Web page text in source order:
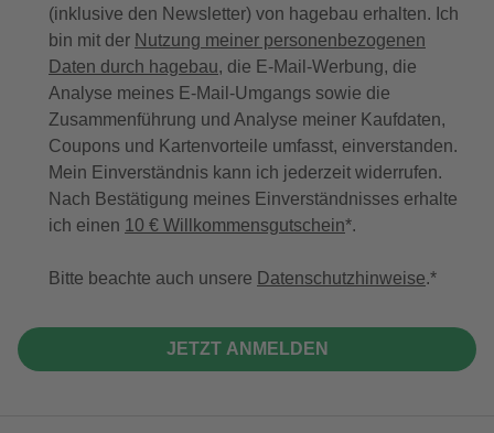
(inklusive den Newsletter) von hagebau erhalten. Ich
bin mit der Nutzung meiner personenbezogenen
Daten durch hagebau, die E-Mail-Werbung, die
Analyse meines E-Mail-Umgangs sowie die
Zusammenführung und Analyse meiner Kaufdaten,
Coupons und Kartenvorteile umfasst, einverstanden.
Mein Einverständnis kann ich jederzeit widerrufen.
Nach Bestätigung meines Einverständnisses erhalte
ich einen 10 € Willkommensgutschein*.
Bitte beachte auch unsere Datenschutzhinweise.
JETZT ANMELDEN